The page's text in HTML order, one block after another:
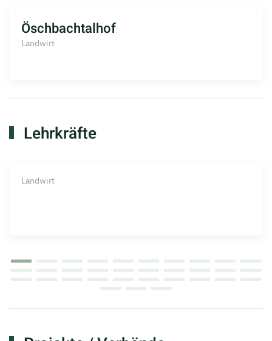
Öschbachtalhof
Landwirt
Lehrkräfte
Landwirt